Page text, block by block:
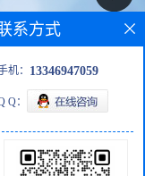
系方式
机： 13346947059
Q：